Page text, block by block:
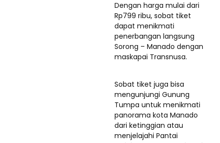
Dengan harga mulai dari
Rp799 ribu, sobat tiket
dapat menikmati
penerbangan langsung
Sorong – Manado dengan
maskapai Transnusa.
Sobat tiket juga bisa
mengunjungi Gunung
Tumpa untuk menikmati
panorama kota Manado
dari ketinggian atau
menjelajahi Pantai